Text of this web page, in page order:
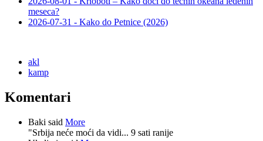
meseca?
2026-07-31 - Kako do Petnice (2026)
akl
kamp
Komentari
Baki said More
"Srbija neće moći da vidi... 9 sati ranije